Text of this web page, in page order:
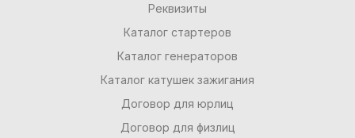
Реквизиты
Каталог стартеров
Каталог генераторов
Каталог катушек зажигания
Договор для юрлиц
Договор для физлиц